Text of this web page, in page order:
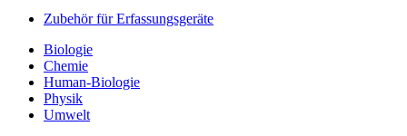
Zubehör für Erfassungsgeräte
Biologie
Chemie
Human-Biologie
Physik
Umwelt